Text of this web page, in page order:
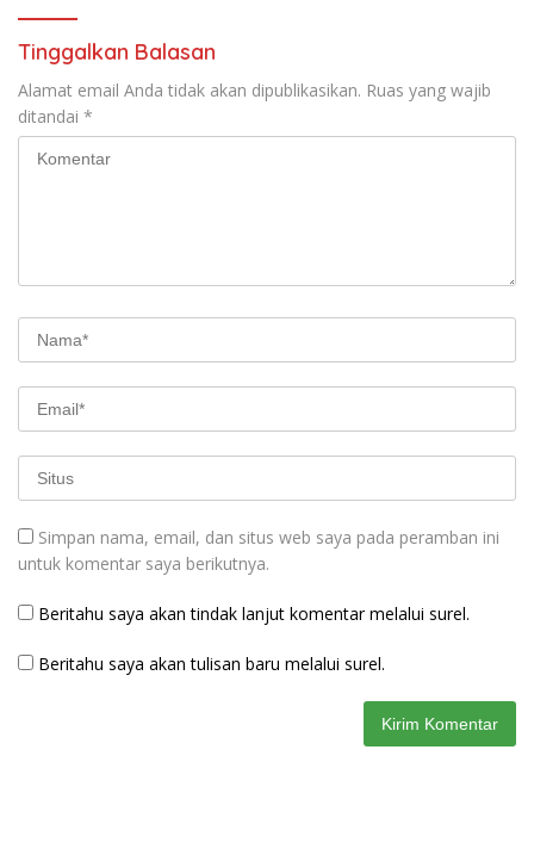
Tinggalkan Balasan
Alamat email Anda tidak akan dipublikasikan. Ruas yang wajib
ditandai *
Simpan nama, email, dan situs web saya pada peramban ini
untuk komentar saya berikutnya.
Beritahu saya akan tindak lanjut komentar melalui surel.
Beritahu saya akan tulisan baru melalui surel.